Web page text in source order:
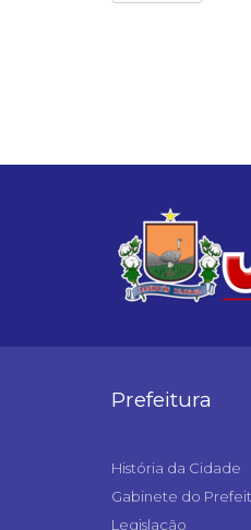
Prefeitura
História da Cidade
Gabinete do
Legislação